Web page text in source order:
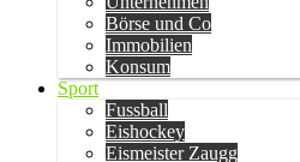
Börse und Co
Immobilien
Konsum
Sport
Fussball
Eishockey
Eismeister Zaugg